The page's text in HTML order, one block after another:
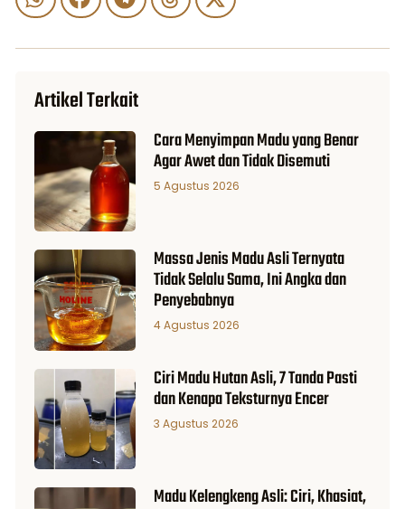
Artikel Terkait
Cara Menyimpan Madu yang Benar
Agar Awet dan Tidak Disemuti
5 Agustus 2026
Massa Jenis Madu Asli Ternyata
Tidak Selalu Sama, Ini Angka dan
Penyebabnya
4 Agustus 2026
Ciri Madu Hutan Asli, 7 Tanda Pasti
dan Kenapa Teksturnya Encer
3 Agustus 2026
Madu Kelengkeng Asli: Ciri, Khasiat,